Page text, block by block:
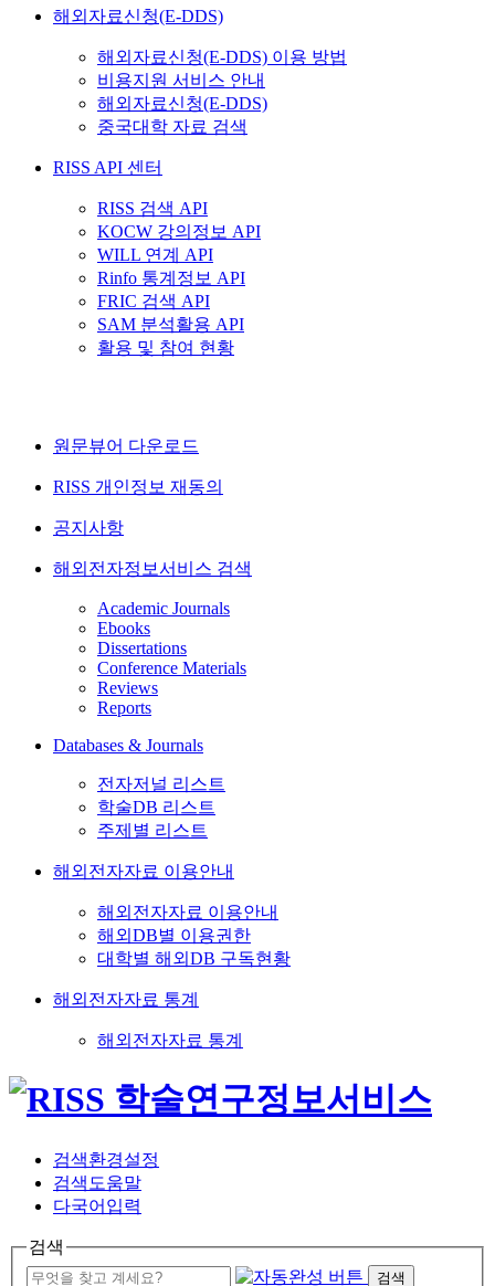
해외자료신청(E-DDS)
해외자료신청(E-DDS) 이용 방법
비용지원 서비스 안내
해외자료신청(E-DDS)
중국대학 자료 검색
RISS API 센터
RISS 검색 API
KOCW 강의정보 API
WILL 연계 API
Rinfo 통계정보 API
FRIC 검색 API
SAM 분석활용 API
활용 및 참여 현황
원문뷰어 다운로드
RISS 개인정보 재동의
공지사항
해외전자정보서비스 검색
Academic Journals
Ebooks
Dissertations
Conference Materials
Reviews
Reports
Databases & Journals
전자저널 리스트
학술DB 리스트
주제별 리스트
해외전자자료 이용안내
해외전자자료 이용안내
해외DB별 이용권한
대학별 해외DB 구독현황
해외전자자료 통계
해외전자자료 통계
검색환경설정
검색도움말
다국어입력
검색
검색